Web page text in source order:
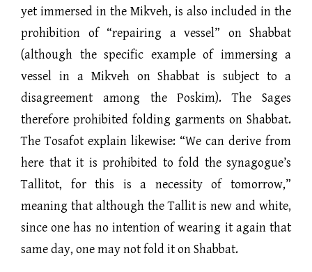
yet immersed in the Mikveh, is also included in the
prohibition of “repairing a vessel” on Shabbat
(although the specific example of immersing a
vessel in a Mikveh on Shabbat is subject to a
disagreement among the Poskim). The Sages
therefore prohibited folding garments on Shabbat.
The Tosafot explain likewise: “We can derive from
here that it is prohibited to fold the synagogue’s
Tallitot, for this is a necessity of tomorrow,”
meaning that although the Tallit is new and white,
since one has no intention of wearing it again that
same day, one may not fold it on Shabbat.